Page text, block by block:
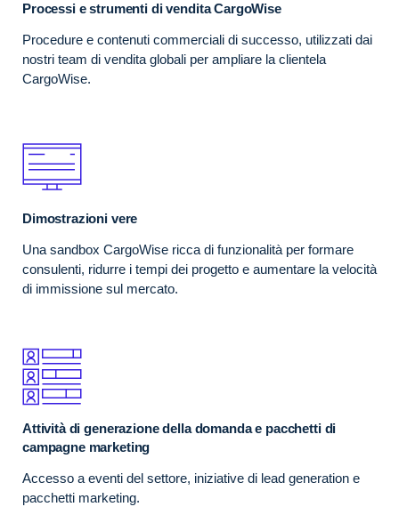
Processi e strumenti di vendita CargoWise
Procedure e contenuti commerciali di successo, utilizzati dai
nostri team di vendita globali per ampliare la clientela
CargoWise.
Dimostrazioni vere
Una sandbox CargoWise ricca di funzionalità per formare
consulenti, ridurre i tempi dei progetto e aumentare la velocità
di immissione sul mercato.
Attività di generazione della domanda e pacchetti di
campagne marketing
Accesso a eventi del settore, iniziative di lead generation e
pacchetti marketing.